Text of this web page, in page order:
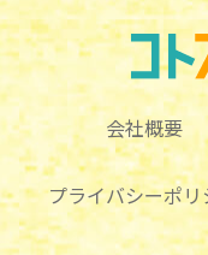
会社概要
プライバシーポリ